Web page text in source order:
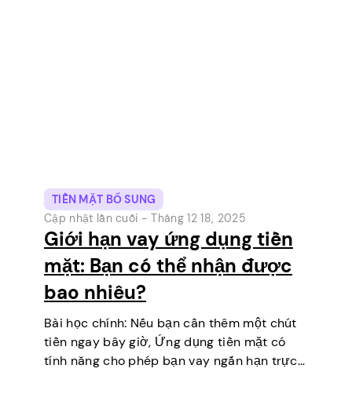
TIỀN MẶT BỔ SUNG
Cập nhật lần cuối -Tháng 12 18, 2025
Giới hạn vay ứng dụng tiền
mặt: Bạn có thể nhận được
bao nhiêu?
Bài học chính: Nếu bạn cần thêm một chút
tiền ngay bây giờ, Ứng dụng tiền mặt có
tính năng cho phép bạn vay ngắn hạn trực